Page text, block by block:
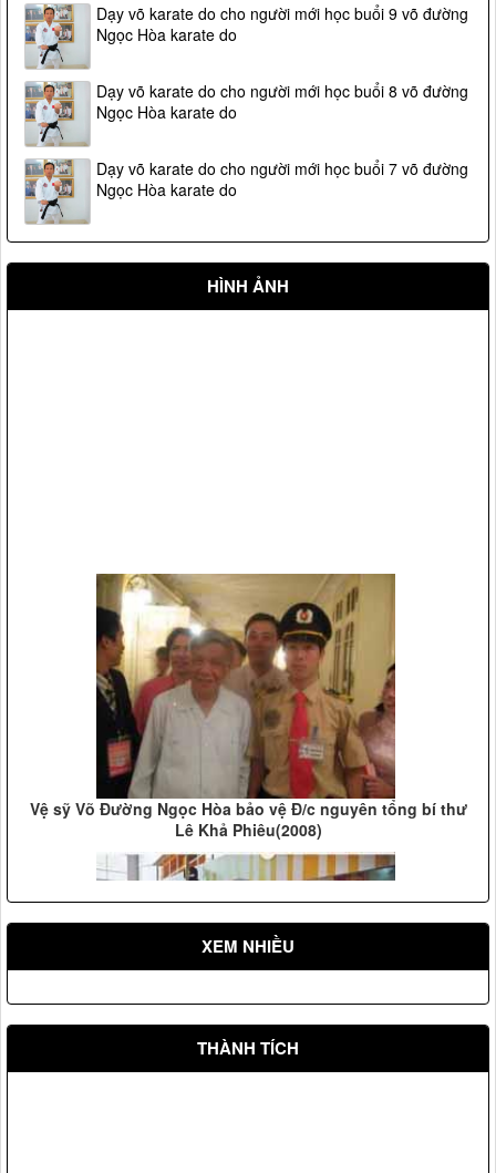
Dạy võ karate do cho người mới học buổi 9 võ đường
Ngọc Hòa karate do
Dạy võ karate do cho người mới học buổi 8 võ đường
Ngọc Hòa karate do
Dạy võ karate do cho người mới học buổi 7 võ đường
Ngọc Hòa karate do
HÌNH ẢNH
Vệ sỹ Võ Đường Ngọc Hòa bảo vệ Đ/c nguyên tổng bí thư
Lê Khả Phiêu(2008)
Vệ sỹ Võ Đường Ngọc Hòa bảo vệ Đ/c nguyên tổng bí thư
Lê Khả Phiêu(2008)
XEM NHIỀU
THÀNH TÍCH